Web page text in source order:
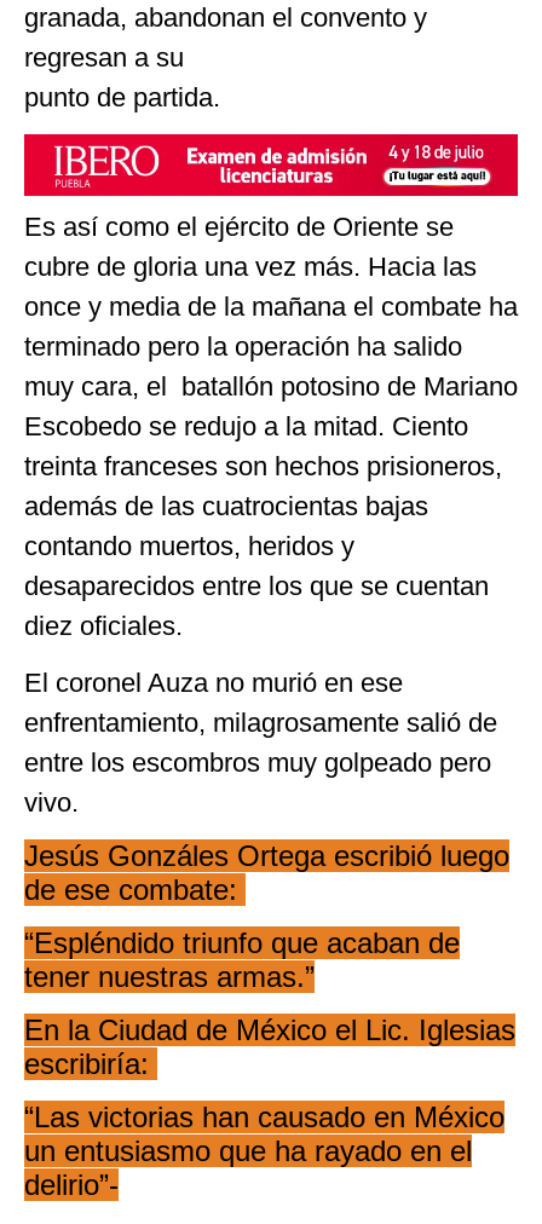
granada, abandonan el convento y
regresan a su
punto de partida.
Es así como el ejército de Oriente se
cubre de gloria una vez más. Hacia las
once y media de la mañana el combate ha
terminado pero la operación ha salido
muy cara, el batallón potosino de Mariano
Escobedo se redujo a la mitad. Ciento
treinta franceses son hechos prisioneros,
además de las cuatrocientas bajas
contando muertos, heridos y
desaparecidos entre los que se cuentan
diez oficiales.
El coronel Auza no murió en ese
enfrentamiento, milagrosamente salió de
entre los escombros muy golpeado pero
vivo.
Jesús Gonzáles Ortega escribió luego
de ese combate:
“Espléndido triunfo que acaban de
tener nuestras armas.”
En la Ciudad de México el Lic. Iglesias
escribiría:
“Las victorias han causado en México
un entusiasmo que ha rayado en el
delirio”-